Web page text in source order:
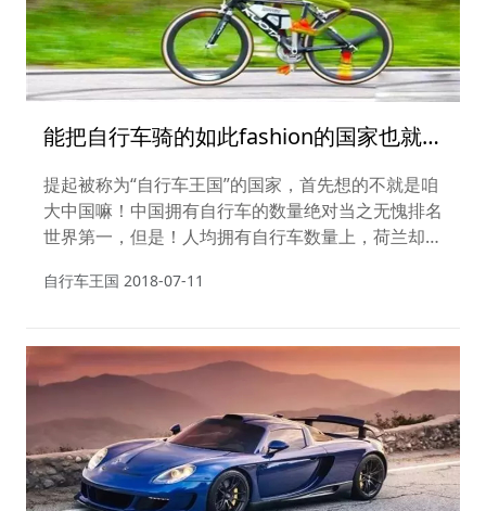
能把自行车骑的如此fashion的国家也就
这一个了吧！
提起被称为“自行车王国”的国家，首先想的不就是咱
大中国嘛！中国拥有自行车的数量绝对当之无愧排名
世界第一，但是！人均拥有自行车数量上，荷兰却远
础设施上拥有各种绝对的“特权”，因而它获得这个称
自行车王国 2018-07-11